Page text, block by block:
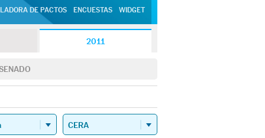
DE PACTOS ENCUESTAS WIDGET
2011